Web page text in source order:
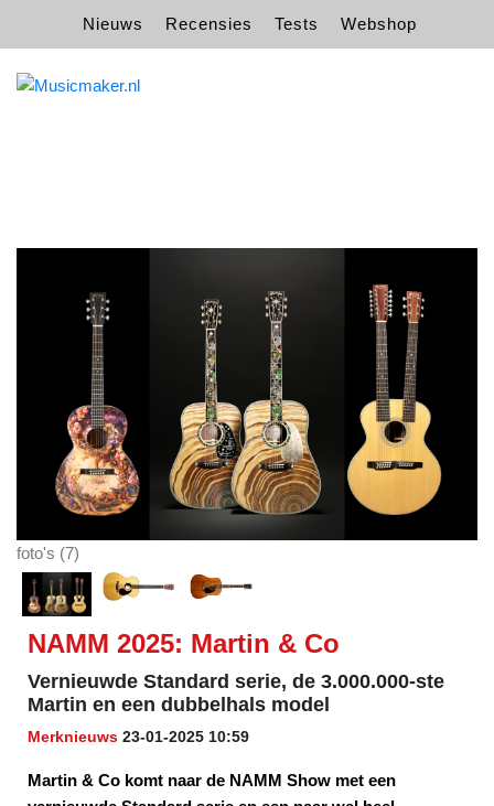
Nieuws Recensies Tests Webshop
foto's (7)
NAMM 2025: Martin & Co
Vernieuwde Standard serie, de 3.000.000-ste
Martin en een dubbelhals model
Merknieuws 23-01-2025 10:59
Martin & Co komt naar de NAMM Show met een